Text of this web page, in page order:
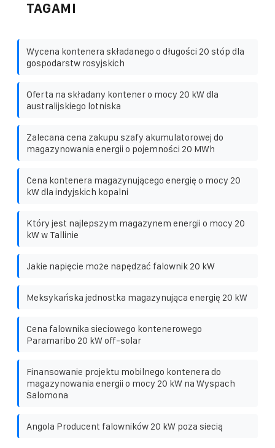
TAGAMI
Wycena kontenera składanego o długości 20 stóp dla
gospodarstw rosyjskich
Oferta na składany kontener o mocy 20 kW dla
australijskiego lotniska
Zalecana cena zakupu szafy akumulatorowej do
magazynowania energii o pojemności 20 MWh
Cena kontenera magazynującego energię o mocy 20
kW dla indyjskich kopalni
Który jest najlepszym magazynem energii o mocy 20
kW w Tallinie
Jakie napięcie może napędzać falownik 20 kW
Meksykańska jednostka magazynująca energię 20 kW
Cena falownika sieciowego kontenerowego
Paramaribo 20 kW off-solar
Finansowanie projektu mobilnego kontenera do
magazynowania energii o mocy 20 kW na Wyspach
Salomona
Angola Producent falowników 20 kW poza siecią